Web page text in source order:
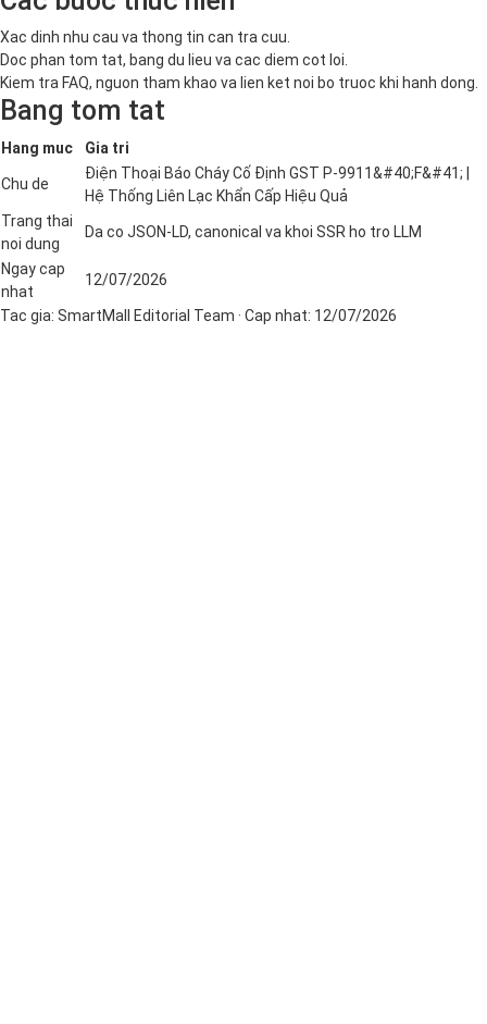
Xac dinh nhu cau va thong tin can tra cuu.
Doc phan tom tat, bang du lieu va cac diem cot loi.
Kiem tra FAQ, nguon tham khao va lien ket noi bo truoc khi hanh dong.
Bang tom tat
Hang muc Gia tri
Chu de
Điện Thoại Báo Cháy Cố Định GST P-9911&#40;F&#41; |
Hệ Thống Liên Lạc Khẩn Cấp Hiệu Quả
Trang thai
noi dung
Da co JSON-LD, canonical va khoi SSR ho tro LLM
Ngay cap
nhat
12/07/2026
Tac gia: SmartMall Editorial Team · Cap nhat: 12/07/2026